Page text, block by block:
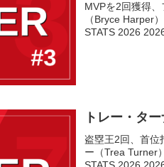
MVPを2回獲得
（Bryce Harper
STATS 2026
トレー・タ
盗塁王2回、首位
ー（Trea Turner
STATS 2026